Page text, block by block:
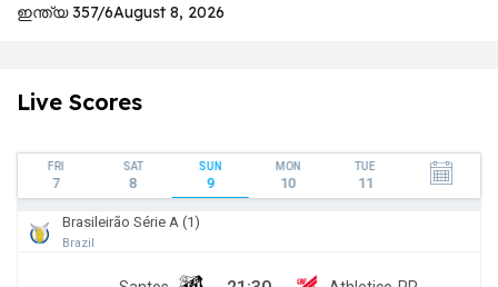
ഇന്ത്യ 357/6August 8, 2026
Live Scores
FRI
7
SAT
8
SUN
9
MON
10
TUE
11
Brasileirão Série A (1)
Brazil